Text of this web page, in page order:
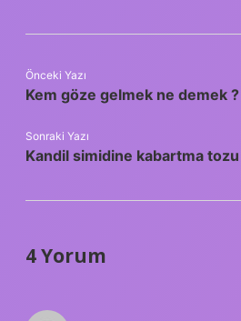
Önceki Yazı
Kem göze gelmek ne demek ?
Sonraki Yazı
Kandil simidine kabartma
4 Yorum